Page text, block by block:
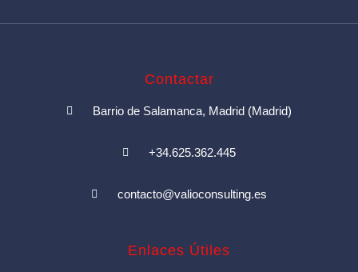
Contactar
Barrio de Salamanca, Madrid (Madrid)
+34.625.362.445
contacto@valioconsulting.es
Enlaces Útiles